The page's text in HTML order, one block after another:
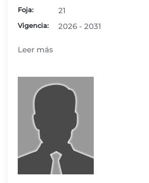
Foja: 21
Vigencia: 2026 - 2031
Leer más